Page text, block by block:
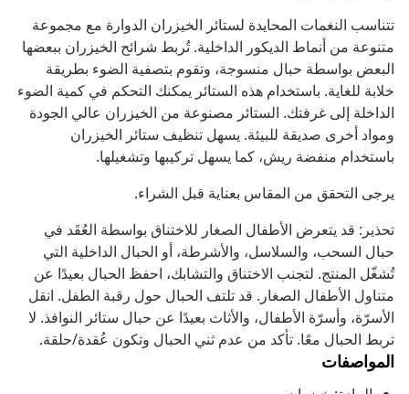
تتناسب النغمات المحايدة لستائر الخيزران الدوارة مع مجموعة
متنوعة من أنماط الديكور الداخلية. تُربط شرائح الخيزران ببعضها
البعض بواسطة حبال منسوجة، وتقوم بتصفية الضوء بطريقة
خلابة للغاية. باستخدام هذه الستائر يمكنك التحكم في كمية الضوء
الداخلة إلى غرفتك. الستائر مصنوعة من الخيزران عالي الجودة
ومواد أخرى صديقة للبيئة. يسهل تنظيف ستائر الخيزران
باستخدام منفضة ريش، كما يسهل تركيبها وتشغيلها.
يرجى التحقق من المقاس بعناية قبل الشراء.
تحذير: قد يتعرض الأطفال الصغار للاختناق بواسطة العُقَد في
حبال السحب، والسلاسل، والأشرطة، أو الحبال الداخلية التي
تُشغّل المنتج. لتجنب الاختناق والتشابك، احفظ الحبال بعيدًا عن
متناول الأطفال الصغار. قد تلتف الحبال حول رقبة الطفل. انقل
الأسرّة، وأسرّة الأطفال، والأثاث بعيدًا عن حبال ستائر النوافذ. لا
تربط الحبال معًا. تأكد من عدم ثني الحبال وتكون عُقدة/حلقة.
المواصفات